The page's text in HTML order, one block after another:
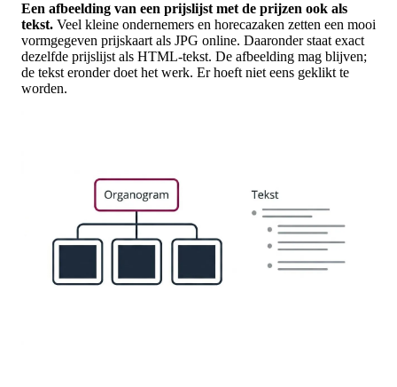
Een afbeelding van een prijslijst met de prijzen ook als
tekst. Veel kleine ondernemers en horecazaken zetten een mooi
vormgegeven prijskaart als JPG online. Daaronder staat exact
dezelfde prijslijst als HTML-tekst. De afbeelding mag blijven;
de tekst eronder doet het werk. Er hoeft niet eens geklikt te
worden.